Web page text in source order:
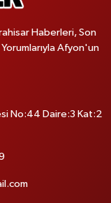
Haberleri, Son
Afyon'un
No:44 Daire:3 Kat:2